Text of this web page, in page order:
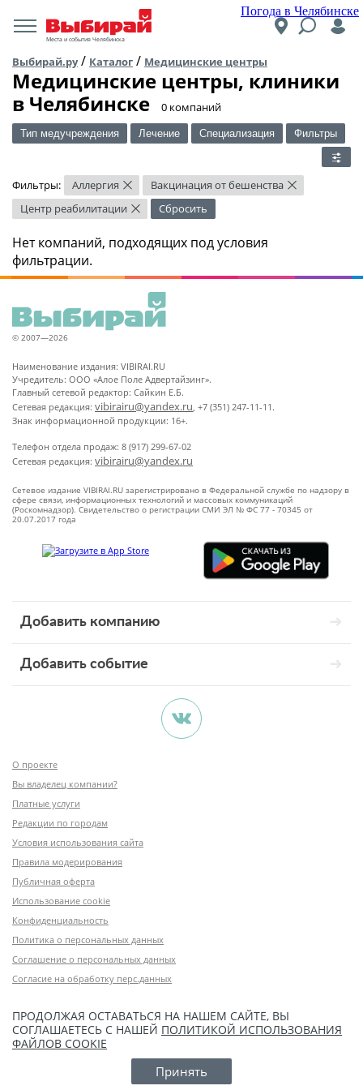
Погода в Челябинске
Места и события Челябинска
Выбирай.ру/ Каталог / Медицинские центры
Медицинские центры, клиники
в Челябинске
​0 компаний
Тип медучреждения Лечение Специализация Фильтры
Фильтры: Аллергия × Вакцинация от бешенства ×
Центр реабилитации × Сбросить
Нет компаний, подходящих под условия
фильтрации.
© 2007—2026
Наименование издания: VIBIRAI.RU
Учредитель: ООО «Алое Поле Адвертайзинг».
Главный сетевой редактор: Сайкин Е.Б.
Сетевая редакция: vibirairu@yandex.ru, +7 (351) 247-11-11.
Знак информационной продукции: 16+.
Телефон отдела продаж: 8 (917) 299-67-02
Сетевая редакция: vibirairu@yandex.ru
Сетевое издание VIBIRAI.RU зарегистрировано в Федеральной службе по надзору в
сфере связи, информационных технологий и массовых коммуникаций
(Роскомнадзор). Свидетельство о регистрации СМИ ЭЛ № ФС 77 - 70345 от
20.07.2017 года
Добавить компанию
Добавить событие
О проекте
Вы владелец компании?
Платные услуги
Редакции по городам
Условия использования сайта
Правила модерирования
Публичная оферта
Использование cookie
Конфиденциальность
Политика о персональных данных
Соглашение о персональных данных
Согласие на обработку перс.данных
ПРОДОЛЖАЯ ОСТАВАТЬСЯ НА НАШЕМ САЙТЕ, ВЫ
СОГЛАШАЕТЕСЬ С НАШЕЙ ПОЛИТИКОЙ ИСПОЛЬЗОВАНИЯ
ФАЙЛОВ COOKIE
Принять